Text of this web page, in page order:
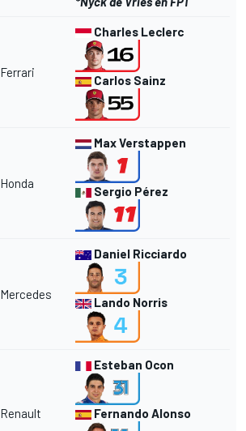
Ferrari
Charles Leclerc
Carlos Sainz
Honda
Max Verstappen
Sergio Pérez
Mercedes
Daniel Ricciardo
Lando Norris
Renault
Esteban Ocon
Fernando Alonso